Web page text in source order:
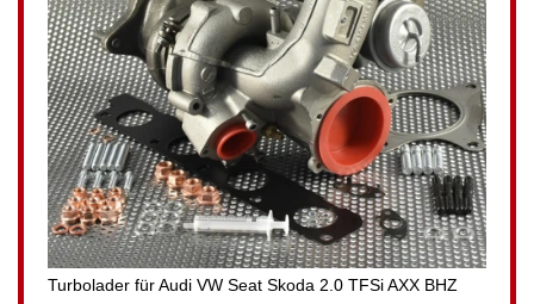
Turbolader für Audi VW Seat Skoda 2.0 TFSi AXX BHZ